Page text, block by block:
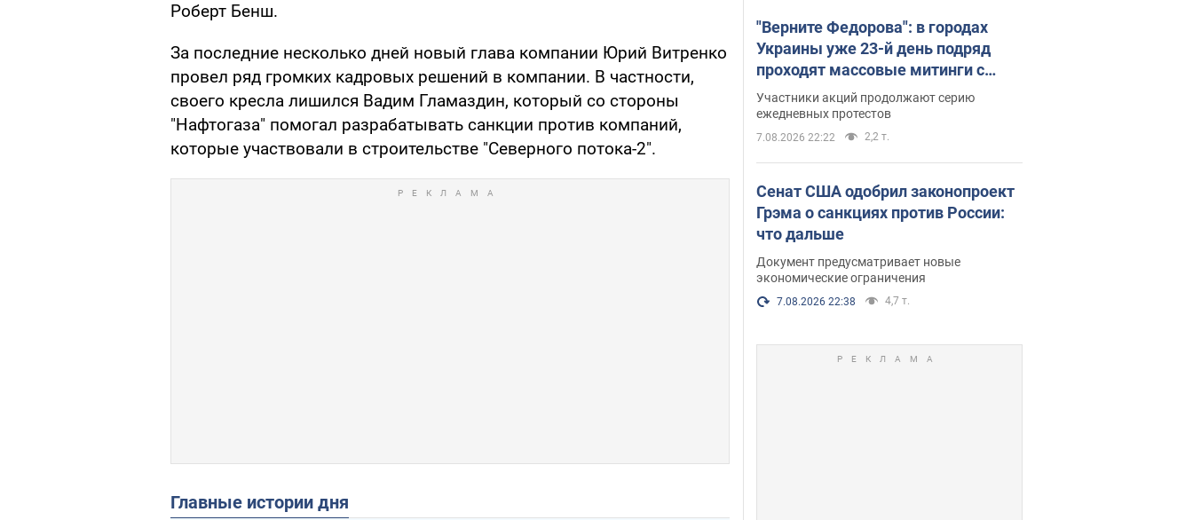
Роберт Бенш.
За последние несколько дней новый глава компании Юрий Витренко
провел ряд громких кадровых решений в компании. В частности,
своего кресла лишился Вадим Гламаздин, который со стороны
"Нафтогаза" помогал разрабатывать санкции против компаний,
которые участвовали в строительстве "Северного потока-2".
Главные истории дня
"Верните Федорова": в городах
Украины уже 23-й день подряд
проходят массовые митинги с
плакатами. Фото и видео
Участники акций продолжают серию
ежедневных протестов
7.08.2026 22:22 2,2 т.
Сенат США одобрил законопроект
Грэма о санкциях против России:
что дальше
Документ предусматривает новые
экономические ограничения
7.08.2026 22:38 4,7 т.